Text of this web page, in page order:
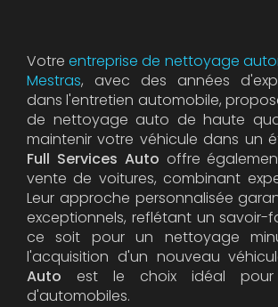
Votreentreprise de nettoyage
Mestras, avec des années
dans l'entretien automobile,
de nettoyage auto de haute
maintenir votre véhicule dans un
Full Services Auto offre
vente de voitures, combinant
Leur approche personnalisée
exceptionnels, reflétant un savoir-
ce soit pour un nettoyage
l'acquisition d'un nouveau
Auto est le choix idéal pour
d'automobiles.